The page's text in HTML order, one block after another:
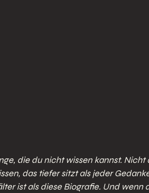
die du nicht wissen kannst. Nicht
das tiefer sitzt als jeder
ist als diese Biografie. Und wenn